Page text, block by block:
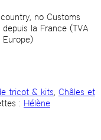
no Customs
la France (TVA
tricot & kits, Châles et
: Hélène